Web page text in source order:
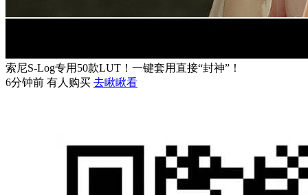
索尼S-Log专用50款LUT！一键套用直接“封神”！
6分钟前 有人购买 去瞅瞅看